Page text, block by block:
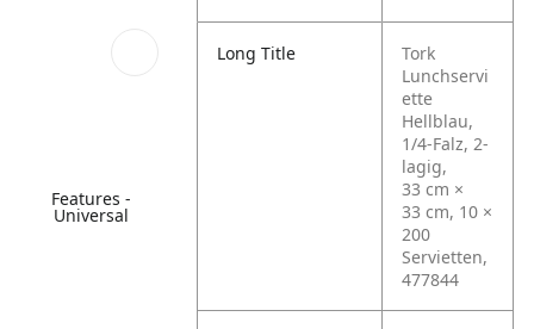
Features -
Universal
Long Title
Tork
Lunchservi
ette
Hellblau,
1/4-Falz, 2-
lagig,
33 cm ×
33 cm, 10 ×
200
Servietten,
477844